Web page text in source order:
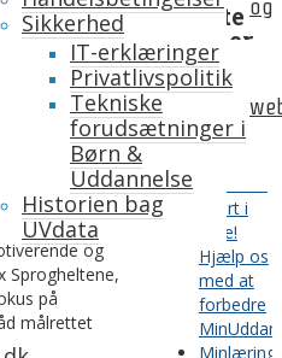
Sikkerhed
IT-erklæringer
Privatlivspolitik
Tekniske
forudsætninger i
Børn &
Uddannelse
Historien bag
UVdata
og
Minlæring
fantasifulde
møde med
og
Sprogheltene,
på
målrettet
Seneste
nyheder
står for
døren –
Kvart i
ferie!
Hjælp os
med at
forbedre
Minlæring